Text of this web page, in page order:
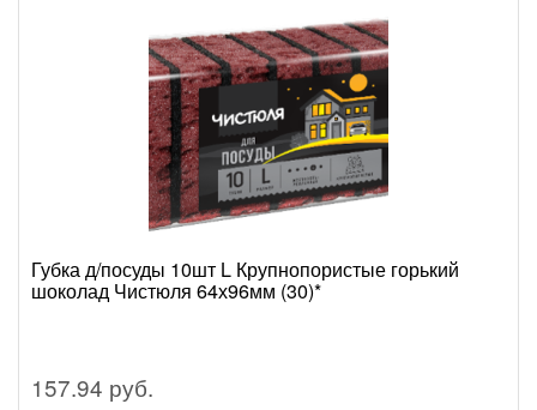
Губка д/посуды 10шт L Крупнопористые горький
шоколад Чистюля 64х96мм (30)*
157.94 руб.